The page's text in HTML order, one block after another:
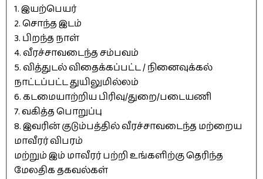
1. இயற்பெயர்
2. சொந்த இடம்
3. பிறந்த நாள்
4. வீரச்சாவடைந்த சம்பவம்
5. வித்துடல் விதைக்கப்பட்ட / நினைவுக்கல்
நாட்டப்பட்ட துயிலுமில்லம்
6. கடமையாற்றிய பிரிவு/துறை/படையணி
7. வகித்த பொறுப்பு
8. இவரின் குடும்பத்தில் வீரச்சாவடைந்த மற்றைய
மாவீரர் விபரம்
மற்றும் இம் மாவீரர் பற்றி உங்களிற்கு தெரிந்த
மேலதிக தகவல்கள்